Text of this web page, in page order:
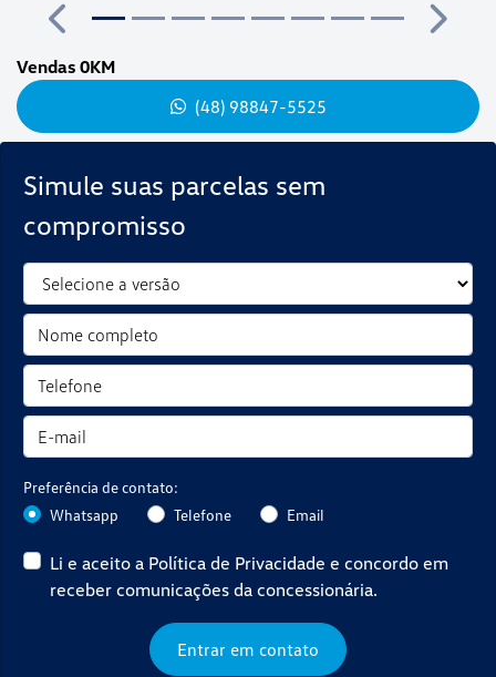
Simule suas parcelas sem
compromisso
Preferência de contato:
Whatsapp
Telefone Email
Li e aceito a Política de Privacidade e concordo em
receber comunicações da concessionária.
Entrar em contato
Anterior
Vendas 0KM
(48) 98847-5525